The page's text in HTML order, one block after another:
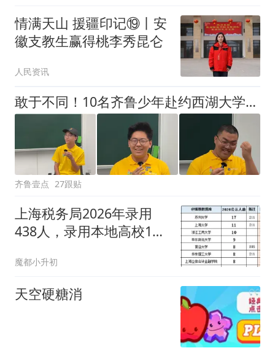
情满天山 援疆印记⑲丨安
徽支教生赢得桃李秀昆仑
人民资讯
敢于不同！10名齐鲁少年赴约西湖大学！他们是谁？为何而选？
齐鲁壹点 27跟贴
上海税务局2026年录用
438人，录用本地高校103
魔都小升初
天空硬糖消